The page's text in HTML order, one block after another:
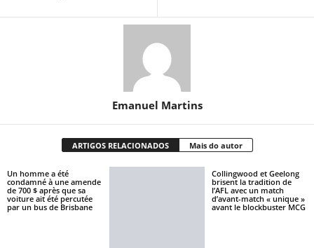
Emanuel Martins
ARTIGOS RELACIONADOS Mais do autor
Un homme a été
condamné à une amende
de 700 $ après que sa
voiture ait été percutée
par un bus de Brisbane
Collingwood et Geelong
brisent la tradition de
l’AFL avec un match
d’avant-match « unique »
avant le blockbuster MCG